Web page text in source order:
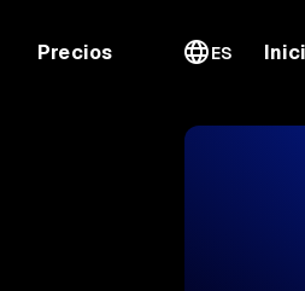
Precios ES